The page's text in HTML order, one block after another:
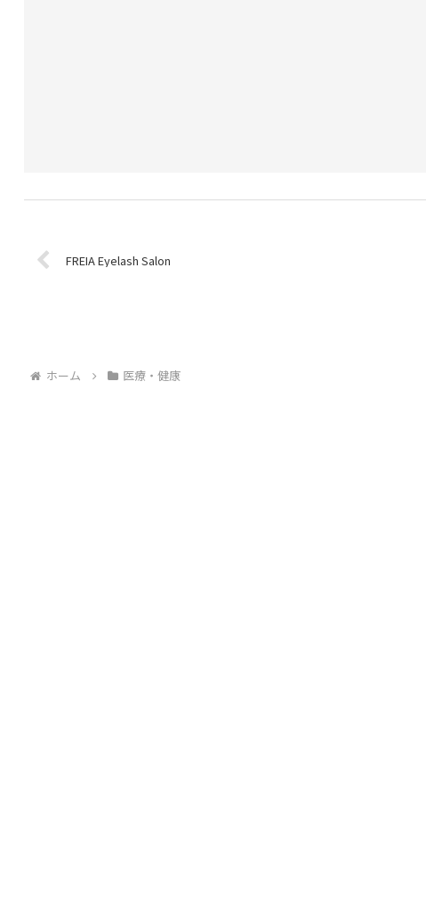
FREIA Eyelash Salon
ホーム 医療・健康